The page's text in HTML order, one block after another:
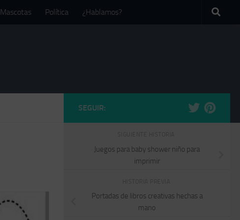
Mascotas Política ¿Hablamos?
SEGUIR:
Juegos para baby shower niño para
imprimir
Portadas de libros creativas hechas a
mano